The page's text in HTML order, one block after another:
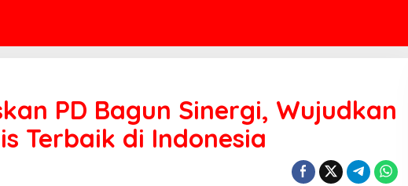
PD Bagun Sinergi, Wujudkan
Terbaik di Indonesia